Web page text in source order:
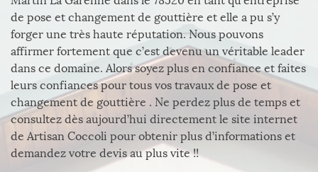
de pose et changement de gouttière et elle a pu s’y
forger une très haute réputation. Nous pouvons
affirmer fortement que c’est devenu un véritable leader
dans ce domaine. Alors soyez plus en confiance et faites
leurs confiances pour tous vos travaux de pose et
changement de gouttière . Ne perdez plus de temps et
consultez dès aujourd’hui directement le site internet
de Artisan Coccoli pour obtenir plus d’informations et
demandez votre devis au plus vite !!